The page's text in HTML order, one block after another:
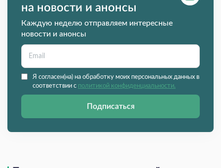
на новости и анонсы
Каждую неделю отправляем интересные
новости и анонсы
Я согласен(на) на обработку моих персональных данных в
соответствии с политикой конфиденциальности.
Подписаться